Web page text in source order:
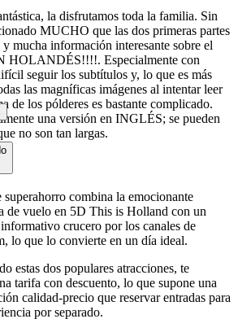
la disfrutamos toda la familia. Sin
MUCHO que las dos primeras partes
mucha información interesante sobre el
HOLANDÉS!!!!. Especialmente con
seguir los subtítulos y, lo que es más
las magníficas imágenes al intentar leer
de los pólderes es bastante complicado.
una versión en INGLÉS; se pueden
no son tan largas.
superahorro combina la emocionante
de vuelo en 5D This is Holland con un
crucero por los canales de
lo que lo convierte en un día ideal.
estas dos populares atracciones, te
tarifa con descuento, lo que supone una
calidad-precio que reservar entradas para
por separado.